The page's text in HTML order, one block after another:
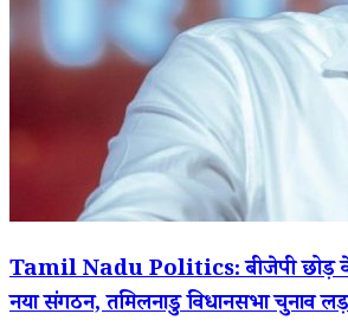
Tamil Nadu Politics: बीजेपी छोड़ के
नया संगठन, तमिलनाडु विधानसभा चुनाव